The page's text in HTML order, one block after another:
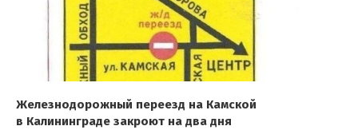
Железнодорожный переезд на Камской
в Калининграде закроют на два дня